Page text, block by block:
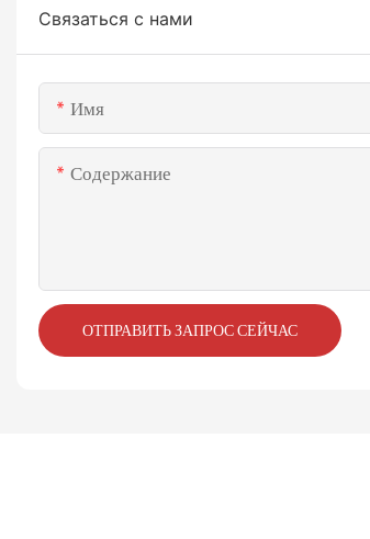
Связаться с нами
Имя
Содержание
ОТПРАВИТЬ ЗАПРОС СЕЙЧАС